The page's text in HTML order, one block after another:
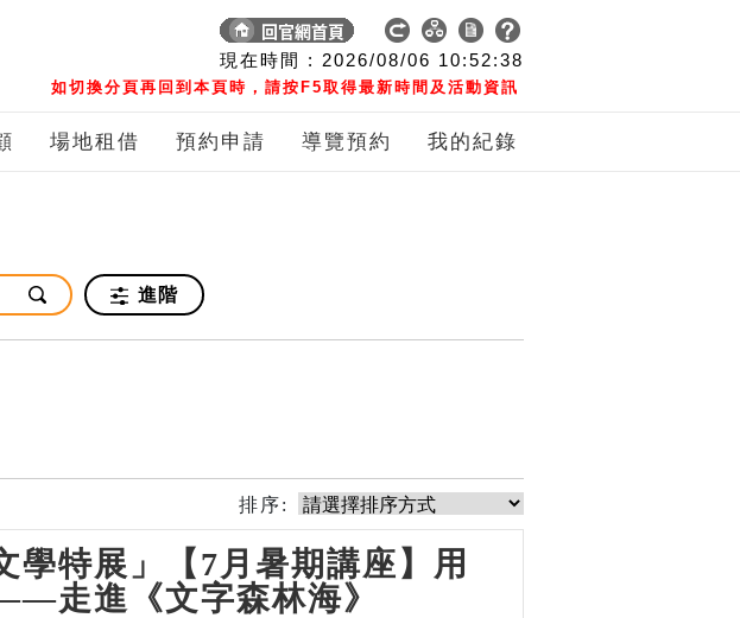
現在時間 : 2026/08/06 10:52:39
如切換分頁再回到本頁時，請按F5取得最新時間及活動資訊
場地租借 預約申請 導覽預約 我的紀錄
進階
排序:
學特展」【7月暑期講座】用
走進《文字森林海》